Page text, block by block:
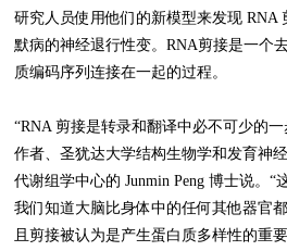
研究人员使用他们的新模型来发现 RNA
默病的神经退行性变。RNA剪接是一个
质编码序列连接在一起的过程。
“RNA 剪接是转录和翻译中必不可少的
作者、圣犹达大学结构生物学和发育神
代谢组学中心的 Junmin Peng 博士说。“
我们知道大脑比身体中的任何其他器官
且剪接被认为是产生蛋白质多样性的重